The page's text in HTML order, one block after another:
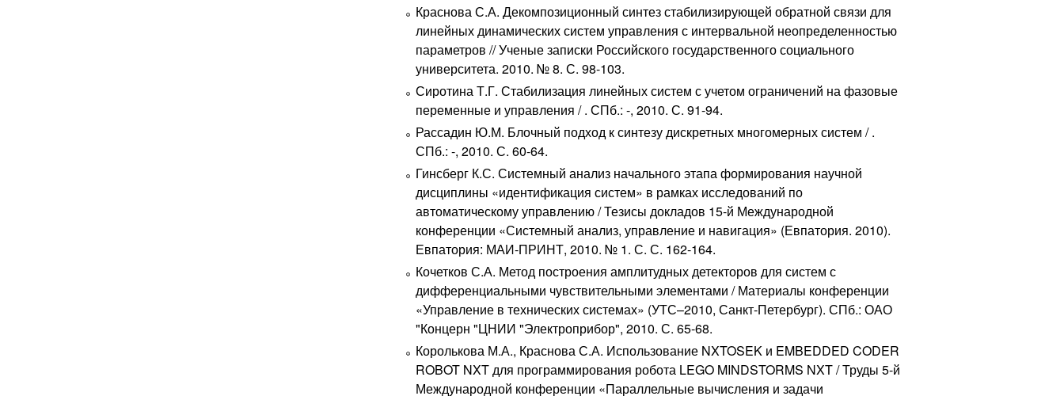
Краснова С.А. Декомпозиционный синтез стабилизирующей обратной связи для
линейных динамических систем управления с интервальной неопределенностью
параметров // Ученые записки Российского государственного социального
университета. 2010. № 8. С. 98-103.
Сиротина Т.Г. Стабилизация линейных систем с учетом ограничений на фазовые
переменные и управления / . СПб.: -, 2010. С. 91-94.
Рассадин Ю.М. Блочный подход к синтезу дискретных многомерных систем / .
СПб.: -, 2010. С. 60-64.
Гинсберг К.С. Системный анализ начального этапа формирования научной
дисциплины «идентификация систем» в рамках исследований по
автоматическому управлению / Тезисы докладов 15-й Международной
конференции «Системный анализ, управление и навигация» (Евпатория. 2010).
Евпатория: МАИ-ПРИНТ, 2010. № 1. С. С. 162-164.
Кочетков С.А. Метод построения амплитудных детекторов для систем с
дифференциальными чувствительными элементами / Материалы конференции
«Управление в технических системах» (УТС–2010, Санкт-Петербург). СПб.: ОАО
"Концерн "ЦНИИ "Электроприбор", 2010. С. 65-68.
Королькова М.А., Краснова С.А. Использование NXTOSEK и EMBEDDED CODER
ROBOT NXT для программирования робота LEGO MINDSTORMS NXT / Труды 5-й
Международной конференции «Параллельные вычисления и задачи